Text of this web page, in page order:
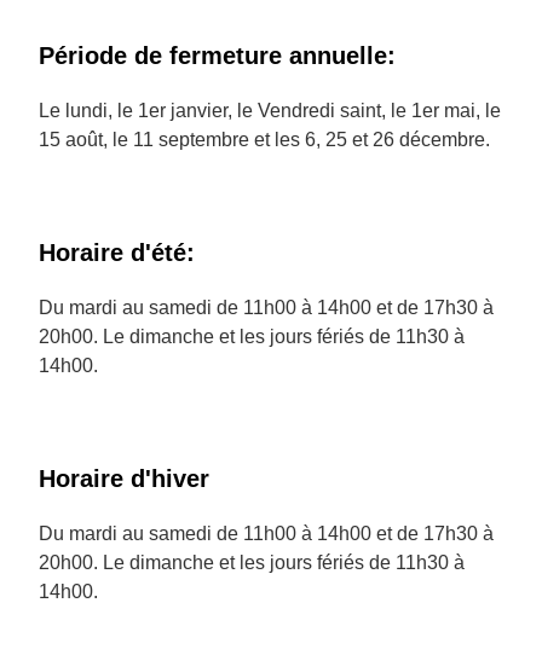
Période de fermeture annuelle:
Le lundi, le 1er janvier, le Vendredi saint, le 1er mai, le
15 août, le 11 septembre et les 6, 25 et 26 décembre.
Horaire d'été:
Du mardi au samedi de 11h00 à 14h00 et de 17h30 à
20h00. Le dimanche et les jours fériés de 11h30 à
14h00.
Horaire d'hiver
Du mardi au samedi de 11h00 à 14h00 et de 17h30 à
20h00. Le dimanche et les jours fériés de 11h30 à
14h00.